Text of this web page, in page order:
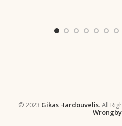
© 2023 Gikas Hardouvelis. All